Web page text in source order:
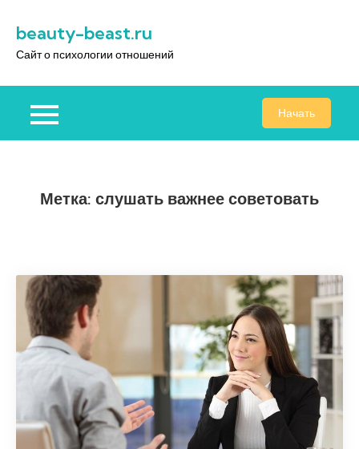
содержимому
beauty-beast.ru
Сайт о психологии отношений
Начать
Метка: слушать важнее советовать